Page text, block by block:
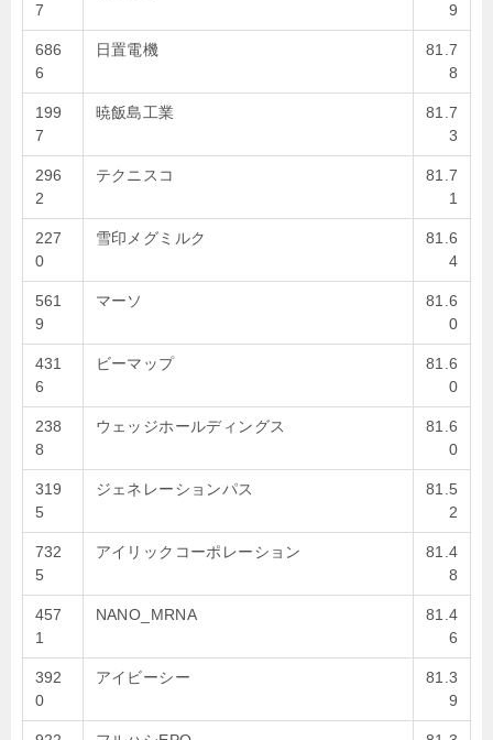
7
9
686
6
日置電機
81.7
8
199
7
暁飯島工業
81.7
3
296
2
テクニスコ
81.7
1
227
0
雪印メグミルク
81.6
4
561
9
マーソ
81.6
0
431
6
ビーマップ
81.6
0
238
8
ウェッジホールディングス
81.6
0
319
5
ジェネレーションパス
81.5
2
732
5
アイリックコーポレーション
81.4
8
457
1
NANO_MRNA
81.4
6
392
0
アイビーシー
81.3
9